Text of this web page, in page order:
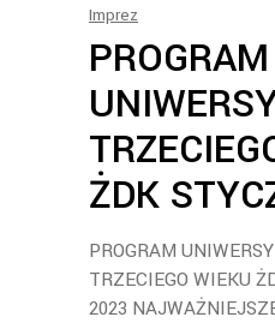
Imprez
PROGRAM
ŻDK
PROGRAM
TRZECIEGO WIEKU
2023